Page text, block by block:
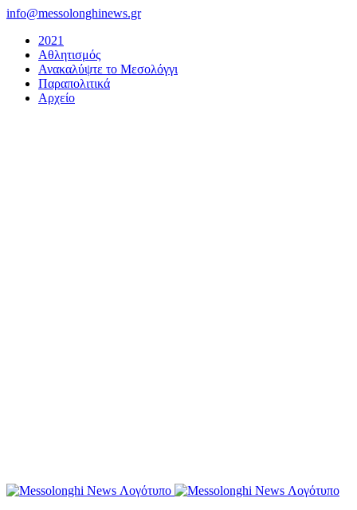
Μετάβαση
περιεχόμενο
info@messolonghinews.gr
2021
Αθλητισμός
Ανακαλύψτε το Μεσολόγγι
Παραπολιτικά
Αρχείο